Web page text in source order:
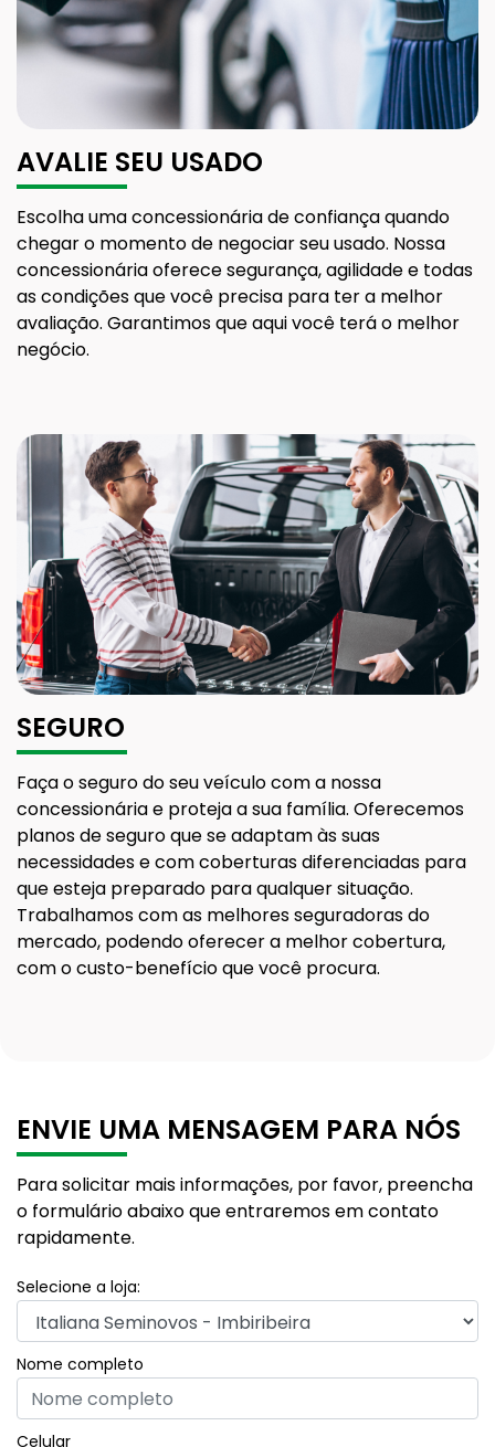
AVALIE SEU USADO
Escolha uma concessionária de confiança quando
chegar o momento de negociar seu usado. Nossa
concessionária oferece segurança, agilidade e todas
as condições que você precisa para ter a melhor
avaliação. Garantimos que aqui você terá o melhor
negócio.
SEGURO
Faça o seguro do seu veículo com a nossa
concessionária e proteja a sua família. Oferecemos
planos de seguro que se adaptam às suas
necessidades e com coberturas diferenciadas para
que esteja preparado para qualquer situação.
Trabalhamos com as melhores seguradoras do
mercado, podendo oferecer a melhor cobertura,
com o custo-benefício que você procura.
ENVIE UMA MENSAGEM PARA NÓS
Para solicitar mais informações, por favor, preencha
o formulário abaixo que entraremos em contato
rapidamente.
Selecione a loja:
Nome completo
Celular